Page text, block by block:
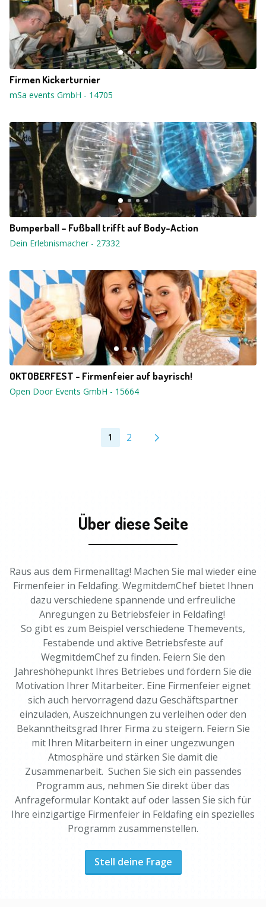
Firmen Kickerturnier
mSa events GmbH - 14705
Bumperball – Fußball trifft auf Body-Action
Dein Erlebnismacher- 27332
OKTOBERFEST - Firmenfeier auf bayrisch!
Open Door Events GmbH - 15664
1 2
Über diese Seite
Raus aus dem Firmenalltag! Machen Sie mal wieder eine
Firmenfeier in Feldafing. WegmitdemChef bietet Ihnen
dazu verschiedene spannende und erfreuliche
Anregungen zu Betriebsfeier in Feldafing!
So gibt es zum Beispiel verschiedene Themevents,
Festabende und aktive Betriebsfeste auf
WegmitdemChef zu finden. Feiern Sie den
Jahreshöhepunkt Ihres Betriebes und fördern Sie die
Motivation Ihrer Mitarbeiter. Eine Firmenfeier eignet
sich auch hervorragend dazu Geschäftspartner
einzuladen, Auszeichnungen zu verleihen oder den
Bekanntheitsgrad Ihrer Firma zu steigern. Feiern Sie
mit Ihren Mitarbeitern in einer ungezwungen
Atmosphäre und stärken Sie damit die
Zusammenarbeit. Suchen Sie sich ein passendes
Programm aus, nehmen Sie direkt über das
Anfrageformular Kontakt auf oder lassen Sie sich für
Ihre einzigartige Firmenfeier in Feldafing ein spezielles
Programm zusammenstellen.
Stell deine Frage